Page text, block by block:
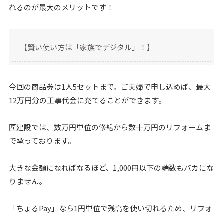
れるのが最大のメリットです！
【賢い使い方は「家族でデジタル」！】
今回の商品券は1人5セットまで。ご夫婦で申し込めば、最大
12万円分の工事代金に充てることができます。
匠建設では、数万円単位の修繕から数十万円のリフォームま
で承っております。
大きな金額になればなるほど、1,000円以下の端数もバカにな
りません。
「ちょるPay」なら1円単位で残高を使い切れるため、リフォ